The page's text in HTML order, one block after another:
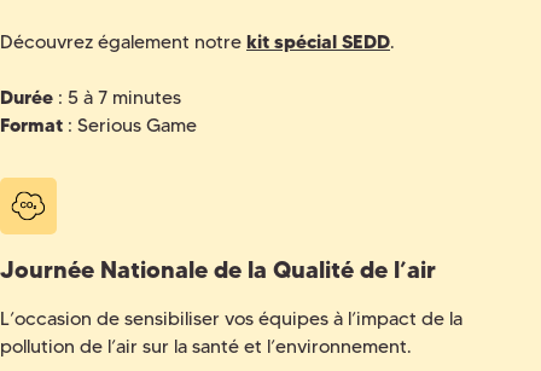
Découvrez également notre kit spécial SEDD.
Durée : 5 à 7 minutes
Format : Serious Game
Journée Nationale de la Qualité de l’air
L’occasion de sensibiliser vos équipes à l’impact de la
pollution de l’air sur la santé et l’environnement.